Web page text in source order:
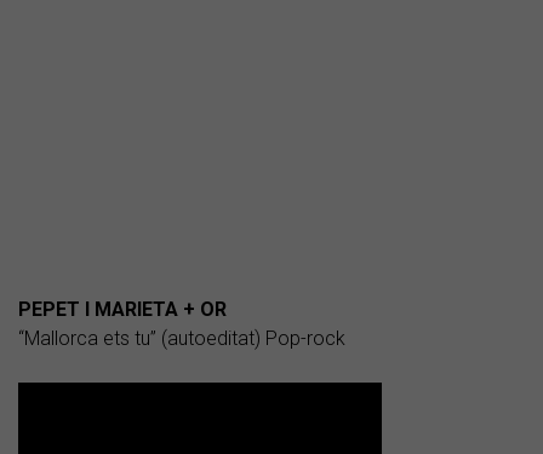
PEPET I MARIETA + OR
“Mallorca ets tu” (autoeditat) Pop-rock